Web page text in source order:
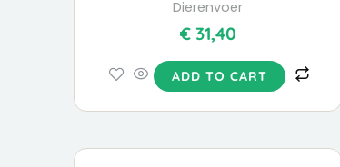
Dierenvoer
€31,40
ADD TO CART